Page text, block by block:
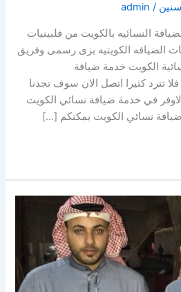
/
admin
النسائيه بالكويت من فلبينيات
الضيافه الكويتيه بزى رسمى وفريق
الكويت خدمة ضيافة
تترد كثيرا اتصل الان سوف تجدنا
في خدمة ضيافة نسائي الكويت
ضيافة نسائي الكويت يمكنكم […]